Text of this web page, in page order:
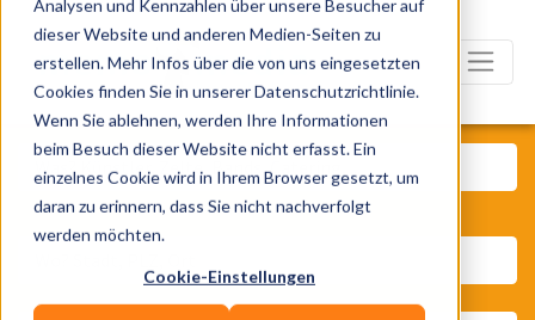
Analysen und Kennzahlen über unsere Besucher auf
dieser Website und anderen Medien-Seiten zu
erstellen. Mehr Infos über die von uns eingesetzten
Cookies finden Sie in unserer Datenschutzrichtlinie.
Wenn Sie ablehnen, werden Ihre Informationen
beim Besuch dieser Website nicht erfasst. Ein
einzelnes Cookie wird in Ihrem Browser gesetzt, um
daran zu erinnern, dass Sie nicht nachverfolgt
werden möchten.
Cookie-Einstellungen
Was? Künstler, Zelte, Bands,